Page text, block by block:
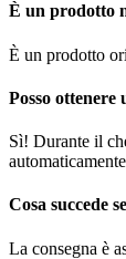
È un prodotto
È un prodotto
Posso ottenere
Sì! Durante il
Cosa succede
La consegna è